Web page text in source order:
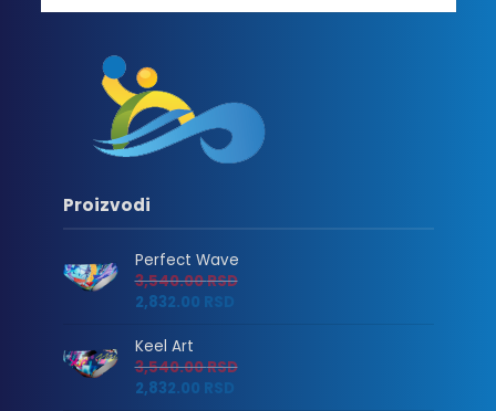
Proizvodi
Perfect Wave
3,540.00RSD
2,832.00 RSD
Keel Art
3,540.00RSD
2,832.00 RSD